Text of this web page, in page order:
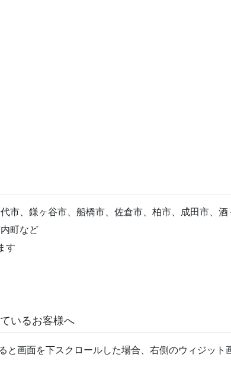
市、鎌ヶ谷市、船橋市、佐倉市、柏市、成田市、
町など
す
いるお客様へ
と画面を下スクロールした場合、右側のウィジッ